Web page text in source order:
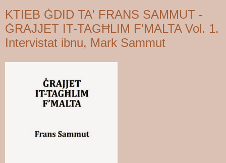
KTIEB ĠDID TA' FRANS SAMMUT -
ĠRAJJET IT-TAGĦLIM F'MALTA Vol. 1.
Intervistat ibnu, Mark Sammut